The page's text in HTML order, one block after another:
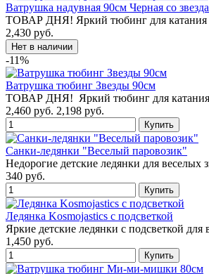
Ватрушка надувная 90см Черная со
ТОВАР ДНЯ! Яркий тюбинг для катания
2,430 руб.
-11%
Ватрушка тюбинг Звезды 90см
ТОВАР ДНЯ! Яркий тюбинг для катания
2,460 руб. 2,198 руб.
Санки-ледянки "Веселый паровозик"
Недорогие детские ледянки для
340 руб.
Ледянка Kosmojastics с подсветкой
Яркие детские ледянки с подсветкой
1,450 руб.